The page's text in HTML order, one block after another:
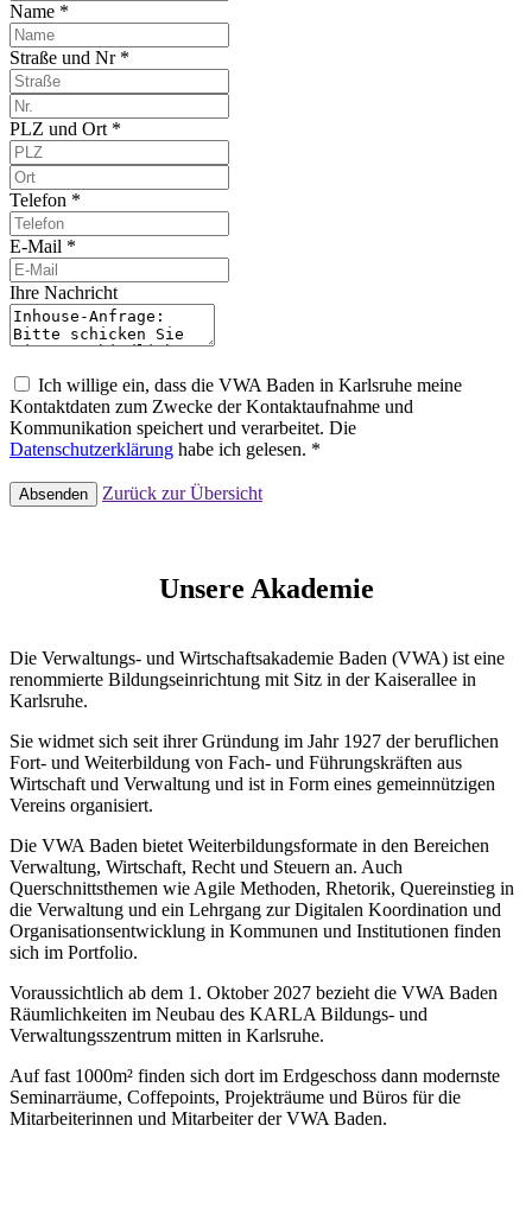
Name *
Straße und Nr *
PLZ und Ort *
Telefon *
E-Mail *
Ihre Nachricht
Ich willige ein, dass die VWA Baden in Karlsruhe meine
Kontaktdaten zum Zwecke der Kontaktaufnahme und
Kommunikation speichert und verarbeitet. Die
Datenschutzerklärung habe ich gelesen. *
Absenden Zurück zur Übersicht
Unsere Akademie
Die Verwaltungs- und Wirtschaftsakademie Baden (VWA) ist eine
renommierte Bildungseinrichtung mit Sitz in der Kaiserallee in
Karlsruhe.
Sie widmet sich seit ihrer Gründung im Jahr 1927 der beruflichen
Fort- und Weiterbildung von Fach- und Führungskräften aus
Wirtschaft und Verwaltung und ist in Form eines gemeinnützigen
Vereins organisiert.
Die VWA Baden bietet Weiterbildungsformate in den Bereichen
Verwaltung, Wirtschaft, Recht und Steuern an. Auch
Querschnittsthemen wie Agile Methoden, Rhetorik, Quereinstieg in
die Verwaltung und ein Lehrgang zur Digitalen Koordination und
Organisationsentwicklung in Kommunen und Institutionen finden
sich im Portfolio.
Voraussichtlich ab dem 1. Oktober 2027 bezieht die VWA Baden
Räumlichkeiten im Neubau des KARLA Bildungs- und
Verwaltungsszentrum mitten in Karlsruhe.
Auf fast 1000m² finden sich dort im Erdgeschoss dann modernste
Seminarräume, Coffepoints, Projekträume und Büros für die
Mitarbeiterinnen und Mitarbeiter der VWA Baden.